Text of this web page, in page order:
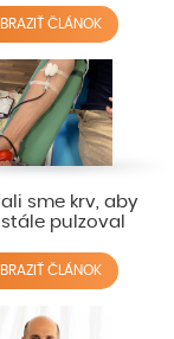
ČLÁNOK
sme krv, aby
pulzoval
ČLÁNOK